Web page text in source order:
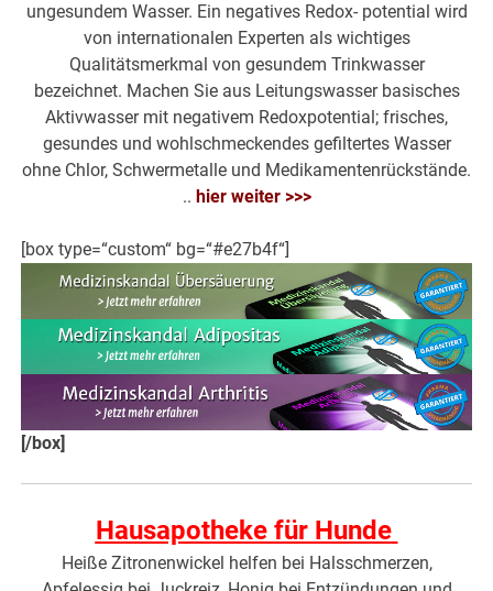
ungesundem Wasser. Ein negatives Redox- potential wird
von internationalen Experten als wichtiges
Qualitätsmerkmal von gesundem Trinkwasser
bezeichnet. Machen Sie aus Leitungswasser basisches
Aktivwasser mit negativem Redoxpotential; frisches,
gesundes und wohlschmeckendes gefiltertes Wasser
ohne Chlor, Schwermetalle und Medikamentenrückstände.
.. hier weiter >>>
[box type=“custom“ bg=“#e27b4f“]
[/box]
Hausapotheke für Hunde
Heiße Zitronenwickel helfen bei Halsschmerzen,